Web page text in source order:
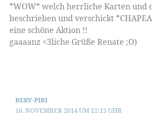
*WOW* welch herrliche Karten und
beschrieben und verschickt
eine schöne Aktion !!
gaaaanz <3liche Grüße Renate ;O)
BEBY-PIRI
16. NOVEMBER 2014 UM 12:15 UHR